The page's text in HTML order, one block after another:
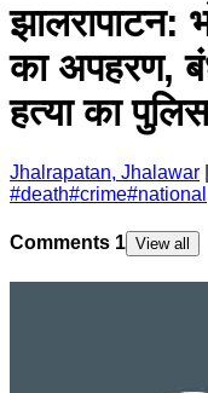
झालरापाटन:
का अपहरण,
हत्या का
Jhalrapatan, Jhalawar
#death#crime#national
Comments 1 View all